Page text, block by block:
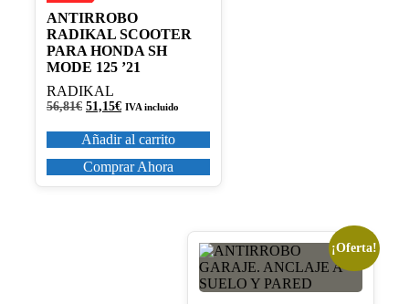
ANTIRROBO
RADIKAL SCOOTER
PARA HONDA SH
MODE 125 ’21
RADIKAL
56,81€ El
original
era:
56,81€.
51,15€El
actual
es:
51,15€.
IVA incluido
Añadir al carrito
Comprar Ahora
¡Oferta!